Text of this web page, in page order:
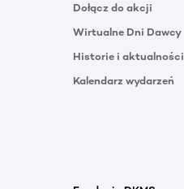
Dołącz do akcji
Wirtualne Dni Dawcy
Historie i aktualności
Kalendarz wydarzeń